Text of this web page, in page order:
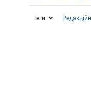
Теги